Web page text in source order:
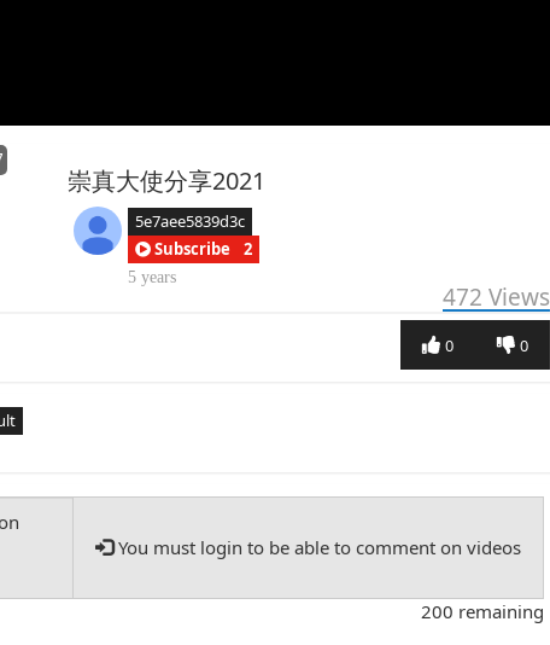
崇真大使分享2021
5e7aee5839d3c
Subscribe
2
5 years
472 Views
0
0
You must login to be able to comment on videos
200 remaining